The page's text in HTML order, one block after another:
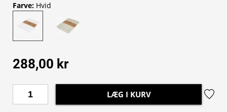
Farve: Hvid
288,00 kr
LÆG I KURV